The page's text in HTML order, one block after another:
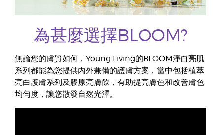
為甚麼選擇BLOOM?
無論您的膚質如何，Young Living的BLOOM淨白亮肌
系列都能為您提供內外兼備的護膚方案，當中包括植萃
亮白護膚系列及膠原亮膚飲，有助提亮膚色和改善膚色
均勻度，讓您散發自然光澤。